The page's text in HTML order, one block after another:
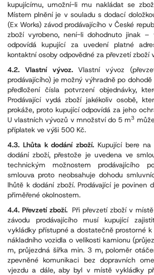
kupujícímu, umožní-li mu nakládat se
Místem plnění je v souladu s dodací
(Ex Works) závod prodávajícího v České
zboží vyrobeno, není-li dohodnuto jinak –
odpovídá kupující za uvedení platné
kontaktní osoby odpovědné za převzetí zboží
4.2. Vlastní vývoz.Vlastní vývoz
prodávajícího) je možný výhradně po
předložení čísla potvrzení objednávky,
Prodávající vydá zboží jakékoliv osobě,
prokáže, proto kupující odpovídá za jeho
U vlastních vývozů v množství do 5 m3
příplatek ve výši 500 Kč.
4.3. Lhůta k dodání zboží. Kupující bere
dodání zboží, přestože je uvedena ve
technickým možnostem prodávajícího
smlouva proto neobsahuje dohodu
lhůtě k dodání zboží. Prodávající je povinen
přiměřené okolnostem.
4.4. Převzetí zboží. Při převzetí zboží v
závodu prodávajícího musí kupující
vykládky přístupné a dostatečně prostorné
nákladního vozidla o velikosti kamionu
m, průjezdná šířka min. 3 m, poloměr
zpevněné komunikaci bez dopravních
vjezdu a dále, aby byl v místě vykládky